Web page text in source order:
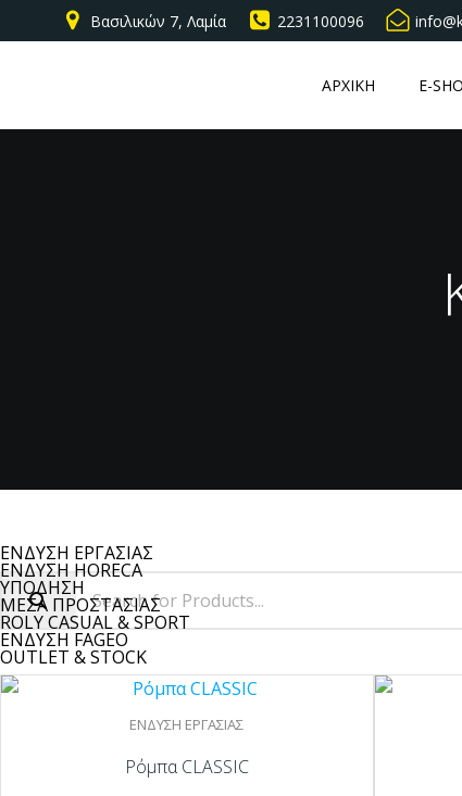
Βασιλικών 7, Λαμία 2231100096
ΑΡΧΙΚΗ E-
ΕΝΔΥΣΗ ΕΡΓΑΣΙΑΣ
ΕΝΔΥΣΗ HORECA
ΥΠΟΔΗΣΗ
ΜΕΣΑ ΠΡΟΣΤΑΣΙΑΣ
ROLY CASUAL & SPORT
ΕΝΔΥΣΗ FAGEO
OUTLET & STOCK
ΕΝΔΥΣΗ ΕΡΓΑΣΙΑΣ
Ρόμπα CLASSIC